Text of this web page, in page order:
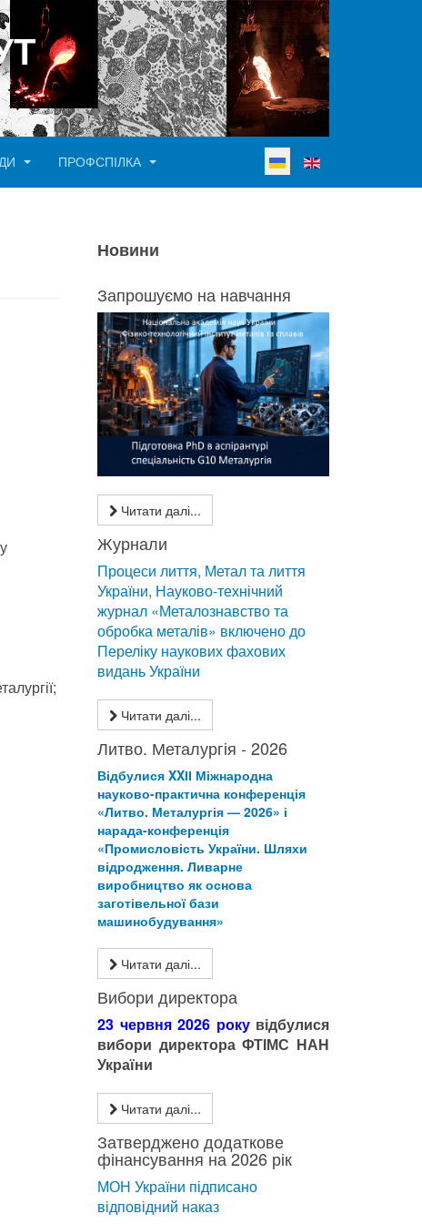
Виберіть свою мову
ПРОФСПІЛКА
Новини
Запрошуємо на навчання
Читати далі...
Журнали
Процеси лиття, Метал та лиття
України, Науково-технічний
журнал «Металознавство та
обробка металів» включено до
Переліку наукових фахових
видань України
Читати далі...
Литво. Металургія - 2026
Відбулися XXІІ Міжнародна
науково-практична конференція
«Литво. Металургія — 2026» і
нарада-конференція
«Промисловість України. Шляхи
відродження. Ливарне
виробництво як основа
заготівельної бази
машинобудування»
Читати далі...
Вибори директора
23 червня 2026 року відбулися
вибори директора ФТІМС НАН
України
Читати далі...
Затверджено додаткове
фінансування на 2026 рік
МОН України підписано
відповідний наказ